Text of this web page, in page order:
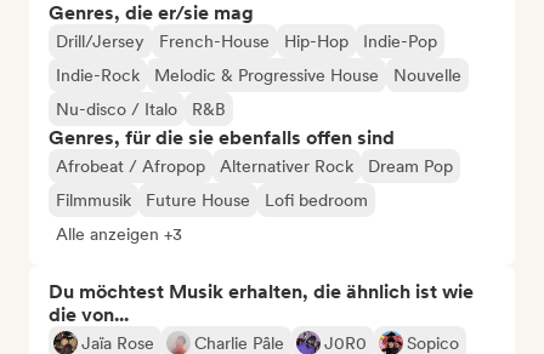
Genres, die er/sie mag
Drill/Jersey French-House Hip-Hop
Indie-Pop
Indie-Rock
Melodic & Progressive House
Nouvelle
Nu-disco / Italo
R&B
Genres, für die sie ebenfalls offen sind
Afrobeat / Afropop Alternativer Rock
Dream Pop
Filmmusik
Future House
Lofi bedroom
Alle anzeigen +3
Du möchtest Musik erhalten, die ähnlich ist wie
die von...
Jaïa Rose Charlie Pâle J0R0
Sopico